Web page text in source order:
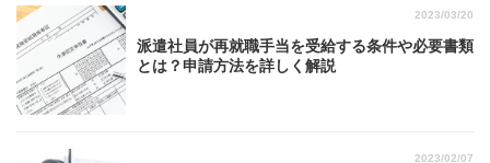
2023/03/20
派遣社員が再就職手当を受給する条件や必要書類
とは？申請方法を詳しく解説
2023/02/07